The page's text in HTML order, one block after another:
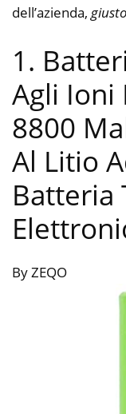
dell’azienda,
1.
Agli Ioni
8800
Al Litio
Batteria
By ZEQO